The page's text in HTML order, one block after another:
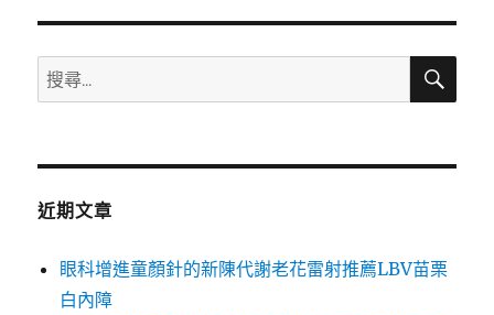
搜
尋
鍵
搜
近期文章
眼科增進童顏針的新陳代謝老花雷射推薦LBV苗栗
白內障